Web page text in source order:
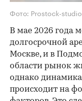
Фото: Prostock-
В мае 2026 года
долгосрочной
Москве, и в
области рынок
однако динамика
происходит на